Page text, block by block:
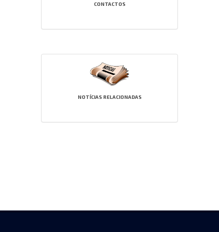
CONTACTOS
NOTÍCIAS RELACIONADAS